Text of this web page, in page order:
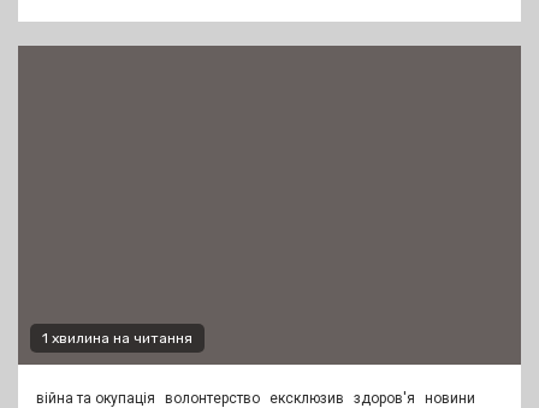
1 хвилина на читання
війна та окупація волонтерство ексклюзив здоров'я новини